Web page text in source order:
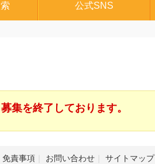
公式SNS
集を終了しております。
免責事項 お問い合わせ サイトマップ